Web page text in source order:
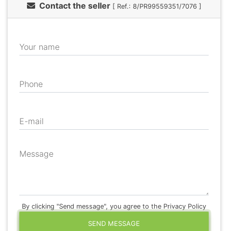
Contact the seller [ Ref.: 8/PR99559351/7076 ]
Your name
Phone
E-mail
Message
By clicking "Send message", you agree to the Privacy Policy
SEND MESSAGE